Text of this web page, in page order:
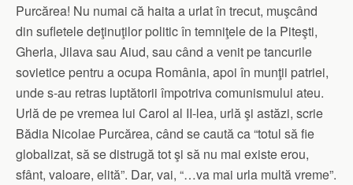
Purcărea! Nu numai că haita a urlat în trecut, muşcând
din sufletele deţinuţilor politic în temniţele de la Piteşti,
Gherla, Jilava sau Aiud, sau când a venit pe tancurile
sovietice pentru a ocupa România, apoi în munţii patriei,
unde s-au retras luptătorii împotriva comunismului ateu.
Urlă de pe vremea lui Carol al II-lea, urlă şi astăzi, scrie
Bădia Nicolae Purcărea, când se caută ca “totul să fie
globalizat, să se distrugă tot şi să nu mai existe erou,
sfânt, valoare, elită”. Dar, vai, “…va mai urla multă vreme”.